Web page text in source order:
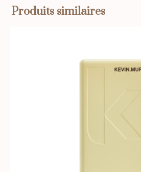
Produits similaires